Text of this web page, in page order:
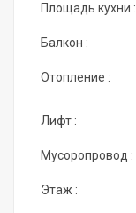
Площадь кухни :
Балкон :
Отопление :
Лифт :
Мусоропровод :
Этаж :